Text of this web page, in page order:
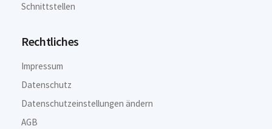
Schnittstellen
Rechtliches
Impressum
Datenschutz
Datenschutzeinstellungen ändern
AGB